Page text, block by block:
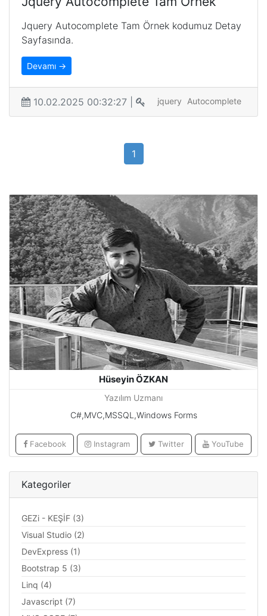
Jquery Autocomplete Tam Örnek kodumuz Detay
Sayfasında.
Devamı →
10.02.2025 00:32:27 | Autocomplete
jquery
1
Hüseyin ÖZKAN
Yazılım Uzmanı
C#,MVC,MSSQL,Windows Forms
Facebook Instagram Twitter YouTube
Kategoriler
GEZi - KEŞİF (3)
Visual Studio (2)
DevExpress (1)
Bootstrap 5 (3)
Linq (4)
Javascript (7)